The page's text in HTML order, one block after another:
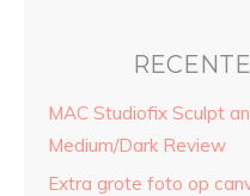
MAC Studiofix Sculpt
Medium/Dark Review
Extra grote foto op